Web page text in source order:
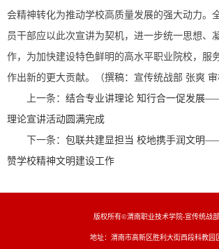
会精神转化为推动学校高质量发展的强大动力。
员干部应以此次宣讲为契机，进一步统一思想、
作，为加快建设特色鲜明的高水平职业院校，服
作出新的更大贡献。（撰稿：宣传统战部 张爽 审
上一条： 结合专业讲理论 知行合一促发展
理论宣讲活动圆满完成
下一条： 包联共建显担当 校地携手润文明
赞学校精神文明建设工作
版权所有©渭南职业技术学院-宣传统战部
地址：渭南市高新区胜利大街西段科教园